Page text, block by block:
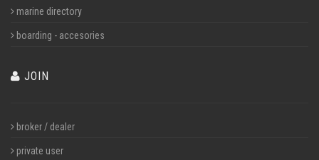
marine directory
boarding - accesories
JOIN
broker / dealer
private user